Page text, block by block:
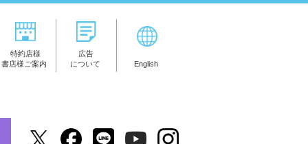
特約店様
書店様ご案内
広告
について
English